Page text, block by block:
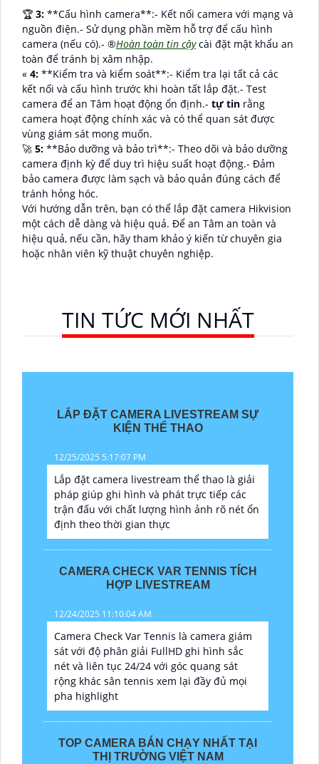
️🏆 3: **Cấu hình camera**:- Kết nối camera với mạng và
nguồn điện.- Sử dụng phần mềm hỗ trợ để cấu hình
camera (nếu có).- ®️Hoàn toàn tin cậycài đặt mật khẩu an
toàn để tránh bị xâm nhập.
« 4: **Kiểm tra và kiểm soát**:- Kiểm tra lại tất cả các
kết nối và cấu hình trước khi hoàn tất lắp đặt.- Test
camera để an Tâm hoạt động ổn định.- tự tin rằng
camera hoạt động chính xác và có thể quan sát được
vùng giám sát mong muốn.
🚀 5: **Bảo dưỡng và bảo trì**:- Theo dõi và bảo dưỡng
camera định kỳ để duy trì hiệu suất hoạt động.- Đảm
bảo camera được làm sạch và bảo quản đúng cách để
tránh hỏng hóc.
Với hướng dẫn trên, bạn có thể lắp đặt camera Hikvision
một cách dễ dàng và hiệu quả. Để an Tâm an toàn và
hiệu quả, nếu cần, hãy tham khảo ý kiến từ chuyên gia
hoặc nhân viên kỹ thuật chuyên nghiệp.
TIN TỨC MỚI NHẤT
LẮP ĐẶT CAMERA LIVESTREAM SỰ
KIỆN THỂ THAO
12/25/2025 5:17:07 PM
Lắp đặt camera livestream thể thao là giải
pháp giúp ghi hình và phát trực tiếp các
trận đấu với chất lượng hình ảnh rõ nét ổn
định theo thời gian thực
CAMERA CHECK VAR TENNIS TÍCH
HỢP LIVESTREAM
12/24/2025 11:10:04 AM
Camera Check Var Tennis là camera giám
sát với độ phân giải FullHD ghi hình sắc
nét và liên tục 24/24 với góc quang sát
rộng khác sân tennis xem lại đầy đủ mọi
pha highlight
TOP CAMERA BÁN CHẠY NHẤT TẠI
THỊ TRƯỜNG VIỆT NAM